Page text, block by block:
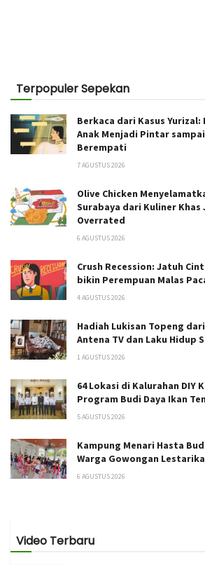
Terpopuler Sepekan
Berkaca dari Kasus
Anak Menjadi Pintar
Berempati
7 AGUSTUS 2026
Olive Chicken
Surabaya dari Kuliner Khas
Overrated
6 AGUSTUS 2026
Crush Recession: Jatuh
bikin Perempuan Malas
4 AGUSTUS 2026
Hadiah Lukisan Topeng
Antena TV dan Laku Hidup
1 AGUSTUS 2026
64 Lokasi di Kalurahan DIY
Program Budi Daya Ikan
5 AGUSTUS 2026
Kampung Menari Hasta
Warga Gowongan
6 AGUSTUS 2026
Video Terbaru